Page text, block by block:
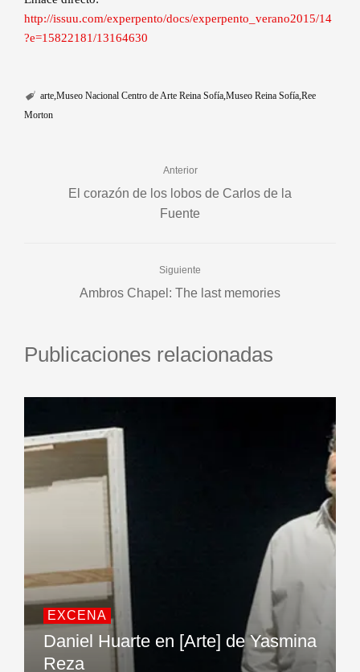
http://issuu.com/experpento/docs/experpento_verano2015/14
?e=15822181/13164630
arte Museo Nacional Centro de Arte Reina Sofía Museo Reina Sofía Ree
Morton
Anterior
El corazón de los lobos de Carlos de la
Fuente
Siguiente
Ambros Chapel: The last memories
Publicaciones relacionadas
EXCENA
Daniel Huarte en [Arte] de Yasmina
Reza